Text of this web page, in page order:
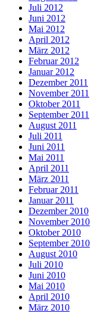
Juli 2012
Juni 2012
Mai 2012
April 2012
März 2012
Februar 2012
Januar 2012
Dezember 2011
November 2011
Oktober 2011
September 2011
August 2011
Juli 2011
Juni 2011
Mai 2011
April 2011
März 2011
Februar 2011
Januar 2011
Dezember 2010
November 2010
Oktober 2010
September 2010
August 2010
Juli 2010
Juni 2010
Mai 2010
April 2010
März 2010